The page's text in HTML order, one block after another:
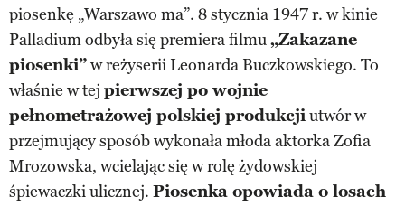
piosenkę „Warszawo ma”. 8 stycznia 1947 r. w kinie
Palladium odbyła się premiera filmu„Zakazane
piosenki”w reżyserii Leonarda Buczkowskiego. To
właśnie w tej pierwszej po wojnie
pełnometrażowej polskiej produkcjiutwór w
przejmujący sposób wykonała młoda aktorka Zofia
Mrozowska, wcielając się w rolę żydowskiej
śpiewaczki ulicznej. Piosenka opowiada o losach